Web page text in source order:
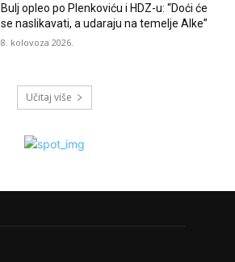
Bulj opleo po Plenkoviću i HDZ-u: “Doći će
se naslikavati, a udaraju na temelje Alke”
8. kolovoza 2026.
Učitaj više